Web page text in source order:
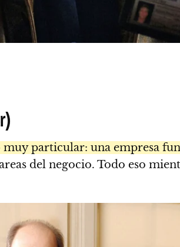
muy particular: una empresa
del negocio. Todo eso